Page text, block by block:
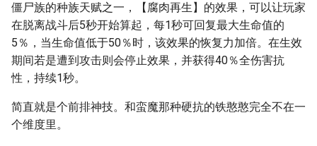
僵尸族的种族天赋之一，【腐肉再生】的效果，可以让玩家
在脱离战斗后5秒开始算起，每1秒可回复最大生命值的
5％，当生命值低于50％时，该效果的恢复力加倍。在生效
期间若是遭到攻击则会停止效果，并获得40％全伤害抗
性，持续1秒。
简直就是个前排神技。和蛮魔那种硬抗的铁憨憨完全不在一
个维度里。